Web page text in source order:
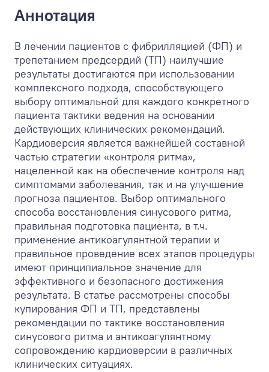
Аннотация
В лечении пациентов с фибрилляцией (ФП) и
трепетанием предсердий (ТП) наилучшие
результаты достигаются при использовании
комплексного подхода, способствующего
выбору оптимальной для каждого конкретного
пациента тактики ведения на основании
действующих клинических рекомендаций.
Кардиоверсия является важнейшей составной
частью стратегии «контроля ритма»,
нацеленной как на обеспечение контроля над
симптомами заболевания, так и на улучшение
прогноза пациентов. Выбор оптимального
способа восстановления синусового ритма,
правильная подготовка пациента, в т.ч.
применение антикоагулянтной терапии и
правильное проведение всех этапов процедуры
имеют принципиальное значение для
эффективного и безопасного достижения
результата. В статье рассмотрены способы
купирования ФП и ТП, представлены
рекомендации по тактике восстановления
синусового ритма и антикоагулянтному
сопровождению кардиоверсии в различных
клинических ситуациях.